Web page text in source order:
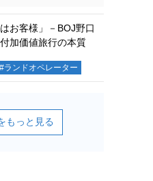
お客様」－BOJ野口
加価値旅行の本質
#ランドオペレーター